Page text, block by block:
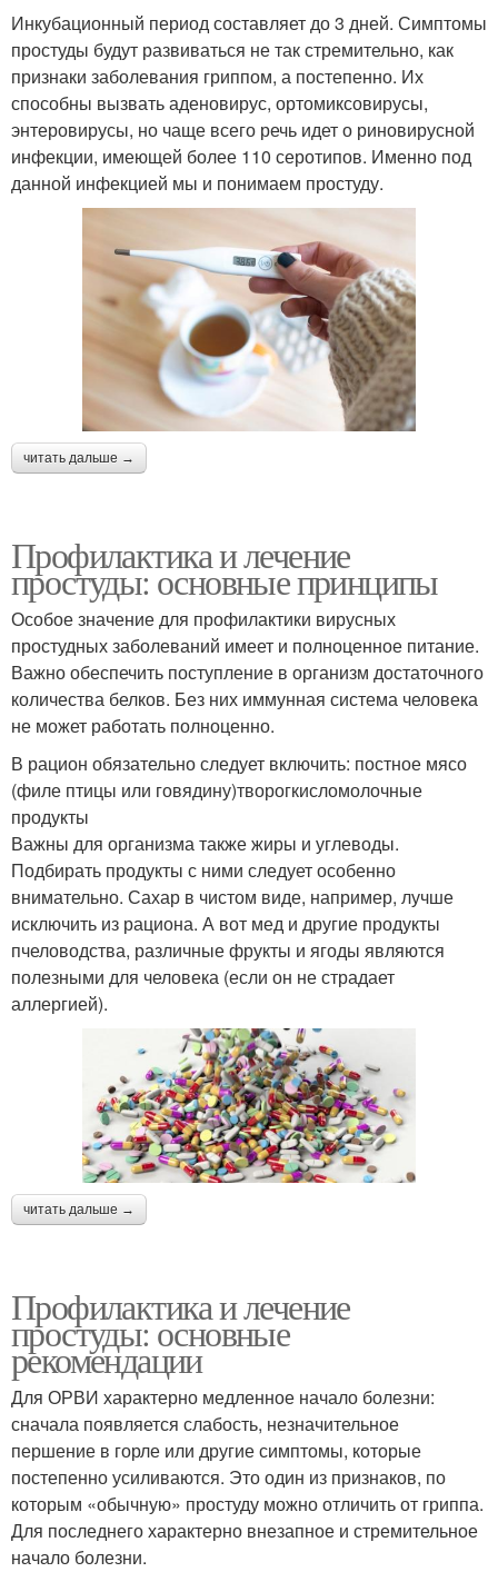
Инкубационный период составляет до 3 дней. Симптомы
простуды будут развиваться не так стремительно, как
признаки заболевания гриппом, а постепенно. Их
способны вызвать аденовирус, ортомиксовирусы,
энтеровирусы, но чаще всего речь идет о риновирусной
инфекции, имеющей более 110 серотипов. Именно под
данной инфекцией мы и понимаем простуду.
читать дальше →
Профилактика и лечение
простуды: основные принципы
Особое значение для профилактики вирусных
простудных заболеваний имеет и полноценное питание.
Важно обеспечить поступление в организм достаточного
количества белков. Без них иммунная система человека
не может работать полноценно.
В рацион обязательно следует включить: постное мясо
(филе птицы или говядину)творогкисломолочные
продукты
Важны для организма также жиры и углеводы.
Подбирать продукты с ними следует особенно
внимательно. Сахар в чистом виде, например, лучше
исключить из рациона. А вот мед и другие продукты
пчеловодства, различные фрукты и ягоды являются
полезными для человека (если он не страдает
аллергией).
читать дальше →
Профилактика и лечение
простуды: основные
рекомендации
Для ОРВИ характерно медленное начало болезни:
сначала появляется слабость, незначительное
першение в горле или другие симптомы, которые
постепенно усиливаются. Это один из признаков, по
которым «обычную» простуду можно отличить от гриппа.
Для последнего характерно внезапное и стремительное
начало болезни.